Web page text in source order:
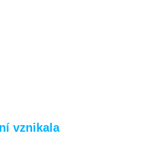
vznikala